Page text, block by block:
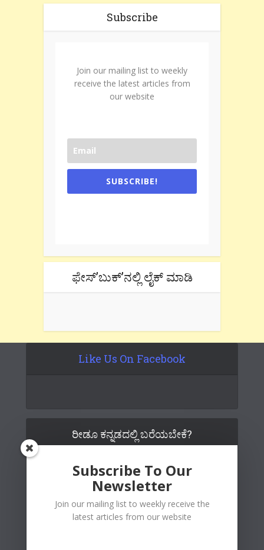
Subscribe
Join our mailing list to weekly
receive the latest articles from
our website
SUBSCRIBE!
ಫೇಸ್’ಬುಕ್’ನಲ್ಲಿ ಲೈಕ್ ಮಾಡಿ
Like Us On Facebook
ರೀಡೂ ಕನ್ನಡದಲ್ಲಿ ಬರೆಯಬೇಕೆ?
Subscribe To Our
Newsletter
Join our mailing list to weekly receive the
latest articles from our website